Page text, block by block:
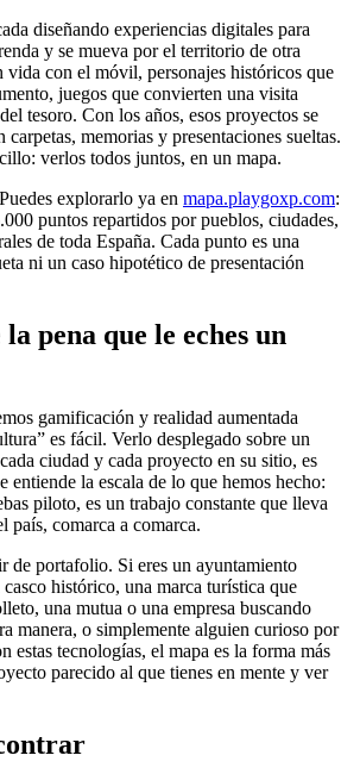
diseñando experiencias digitales para
y se mueva por el territorio de otra
vida con el móvil, personajes históricos que
juegos que convierten una visita
tesoro. Con los años, esos proyectos se
memorias y presentaciones sueltas.
verlos todos juntos, en un mapa.
explorarlo ya en mapa.playgoxp.com:
puntos repartidos por pueblos, ciudades,
de toda España. Cada punto es una
ni un caso hipotético de presentación
pena que le eches un
gamificación y realidad aumentada
es fácil. Verlo desplegado sobre un
ciudad y cada proyecto en su sitio, es
entiende la escala de lo que hemos hecho:
piloto, es un trabajo constante que lleva
país, comarca a comarca.
de portafolio. Si eres un ayuntamiento
histórico, una marca turística que
una mutua o una empresa buscando
manera, o simplemente alguien curioso por
estas tecnologías, el mapa es la forma más
parecido al que tienes en mente y ver